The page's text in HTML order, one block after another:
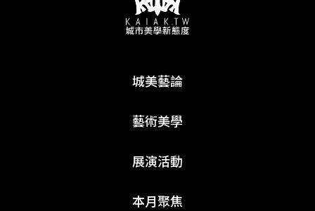
城美藝論
藝術美學
展演活動
本月聚焦